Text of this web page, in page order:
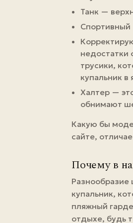
Танк —
Спортивный
трусики,
купальник
Халтер —
обнимают
Какую бы
сайте,
Почему в
Разнообразие
купальник,
пляжный
отдыхе, будь